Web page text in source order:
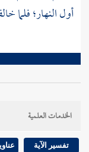
أول النهار؛ فلما
الخدمات العلمية
تفسير الآية